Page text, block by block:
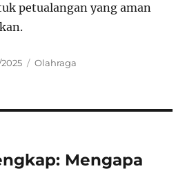
petualangan yang aman
Categories
Olahraga
Mengapa